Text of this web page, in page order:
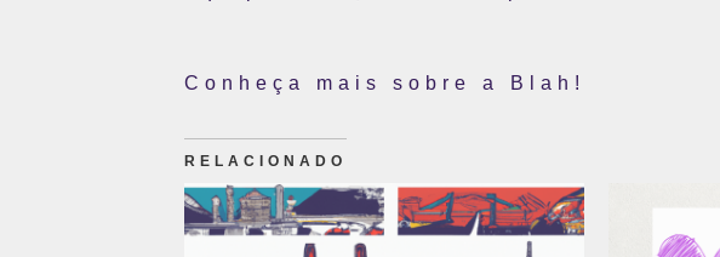
Conheça mais sobre a Blah!
RELACIONADO